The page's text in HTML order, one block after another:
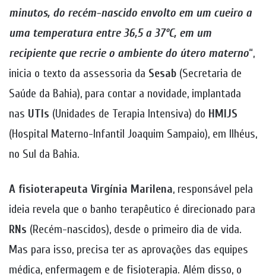
minutos, do recém-nascido envolto em um cueiro a
uma temperatura entre 36,5 a 37ºC, em um
recipiente que recrie o ambiente do útero materno“,
inicia o texto da assessoria da Sesab (Secretaria de
Saúde da Bahia), para contar a novidade, implantada
nas UTIs (Unidades de Terapia Intensiva) do HMIJS
(Hospital Materno-Infantil Joaquim Sampaio), em Ilhéus,
no Sul da Bahia.
A fisioterapeuta Virgínia Marilena, responsável pela
ideia revela que o banho terapêutico é direcionado para
RNs (Recém-nascidos), desde o primeiro dia de vida.
Mas para isso, precisa ter as aprovações das equipes
médica, enfermagem e de fisioterapia. Além disso, o